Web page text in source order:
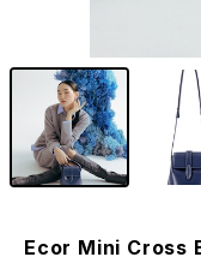
Ecor Mini Cross